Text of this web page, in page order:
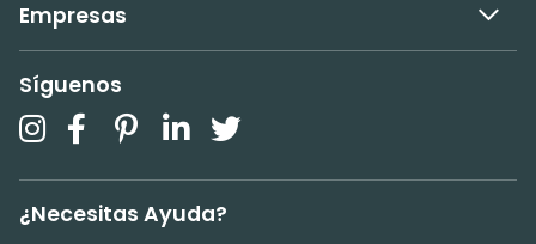
Empresas
Síguenos
¿Necesitas Ayuda?